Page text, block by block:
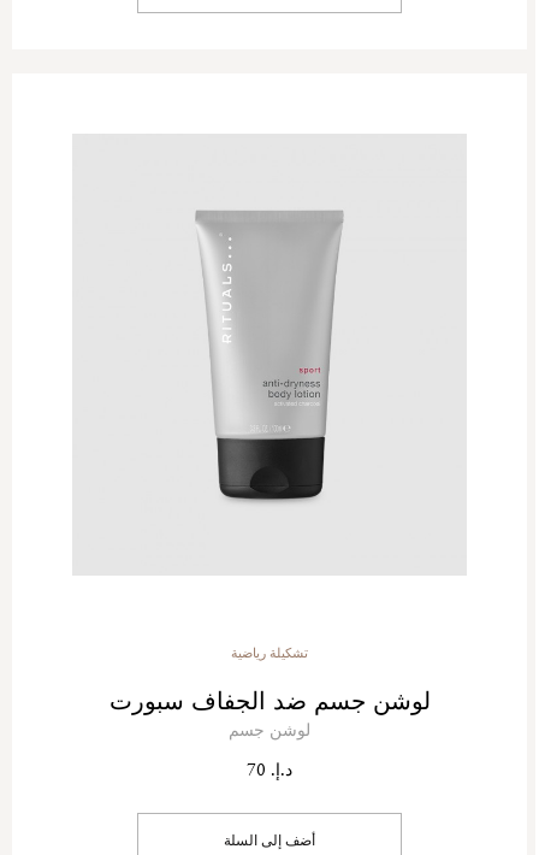
تشكيلة رياضية
لوشن جسم ضد الجفاف سبورت
لوشن جسم
د.إ. 70
أضف إلى السلة